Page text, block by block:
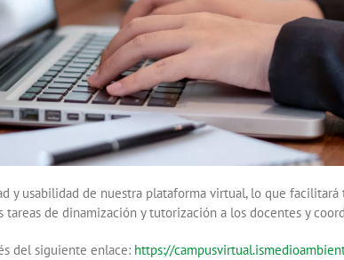
y usabilidad de nuestra plataforma virtual, lo que
de dinamización y tutorización a los docentes y
del siguiente enlace: https://